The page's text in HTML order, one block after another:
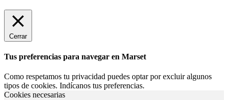
Cerrar
Tus preferencias para navegar en Marset
Como respetamos tu privacidad puedes optar por excluir algunos
tipos de cookies. Indícanos tus preferencias.
Cookies necesarias